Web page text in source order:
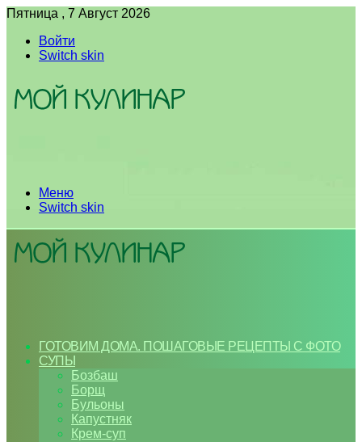
Пятница , 7 Август 2026
Войти
Switch skin
Меню
Switch skin
ГОТОВИМ ДОМА. ПОШАГОВЫЕ РЕЦЕПТЫ С ФОТО
СУПЫ
Бозбаш
Борщ
Бульоны
Капустняк
Крем-суп